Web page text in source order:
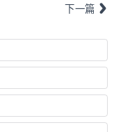
下一篇